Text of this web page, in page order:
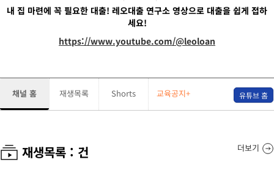
내 집 마련에 꼭 필요한 대출! 레오대출 연구소 영상으로 대출을 쉽게 접하
세요!
https://www.youtube.com/@leoloan
채널 홈 재생목록 Shorts 교육공지+ 유튜브 홈
재생목록 : 건 더보기